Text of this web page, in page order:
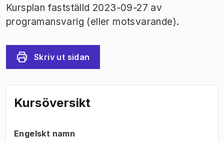
Kursplan fastställd 2023-09-27 av
programansvarig (eller motsvarande).
Skriv ut sidan
Kursöversikt
Engelskt namn